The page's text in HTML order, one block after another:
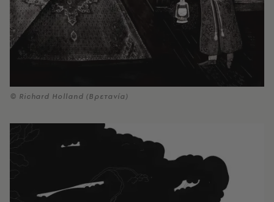
© Richard Holland (Βρετανία)